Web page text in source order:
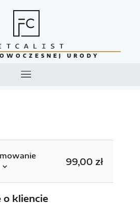
URODY
99,00zł
o kliencie